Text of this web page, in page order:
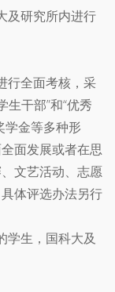
及研究所内进行
行全面考核，采
生干部”和“优秀
学金等多种形
面发展或者在思
文艺活动、志愿
体评选办法另行
学生，国科大及